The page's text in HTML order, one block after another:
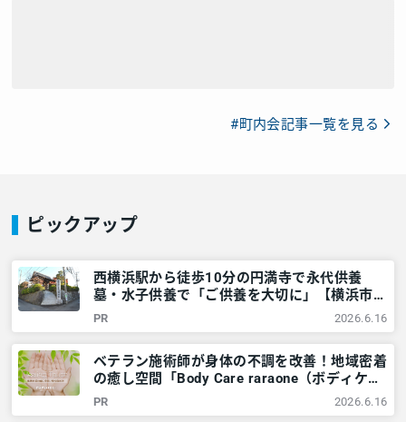
#町内会記事一覧を見る
ピックアップ
西横浜駅から徒歩10分の円満寺で永代供養
墓・水子供養で「ご供養を大切に」【横浜市西
区】 – 神奈川・東京多摩のご近所情報 – レア
リア
PR 2026.6.16
ベテラン施術師が身体の不調を改善！地域密着
の癒し空間「Body Care raraone（ボディケア
ララワン）」＠横浜市西区 – 神奈川・東京多
摩のご近所情報 – レアリア
PR 2026.6.16